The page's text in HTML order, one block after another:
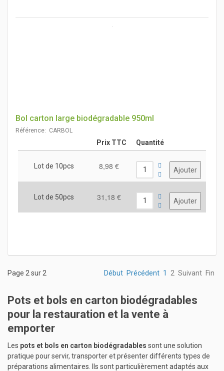
Bol carton large biodégradable 950ml
Référence: CARBOL
Prix TTC Quantité
Lot de 10pcs 8,98 €
Lot de 50pcs 31,18 €
Début Précédent 1 2 Suivant Fin
Page 2 sur 2
Pots et bols en carton biodégradables
pour la restauration et la vente à
emporter
Les pots et bols en carton biodégradables sont une solution
pratique pour servir, transporter et présenter différents types de
préparations alimentaires. Ils sont particulièrement adaptés aux